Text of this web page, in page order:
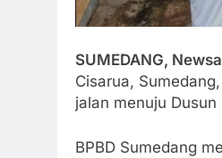
SUMEDANG,
Cisarua,
jalan menuju
BPBD Sumedang